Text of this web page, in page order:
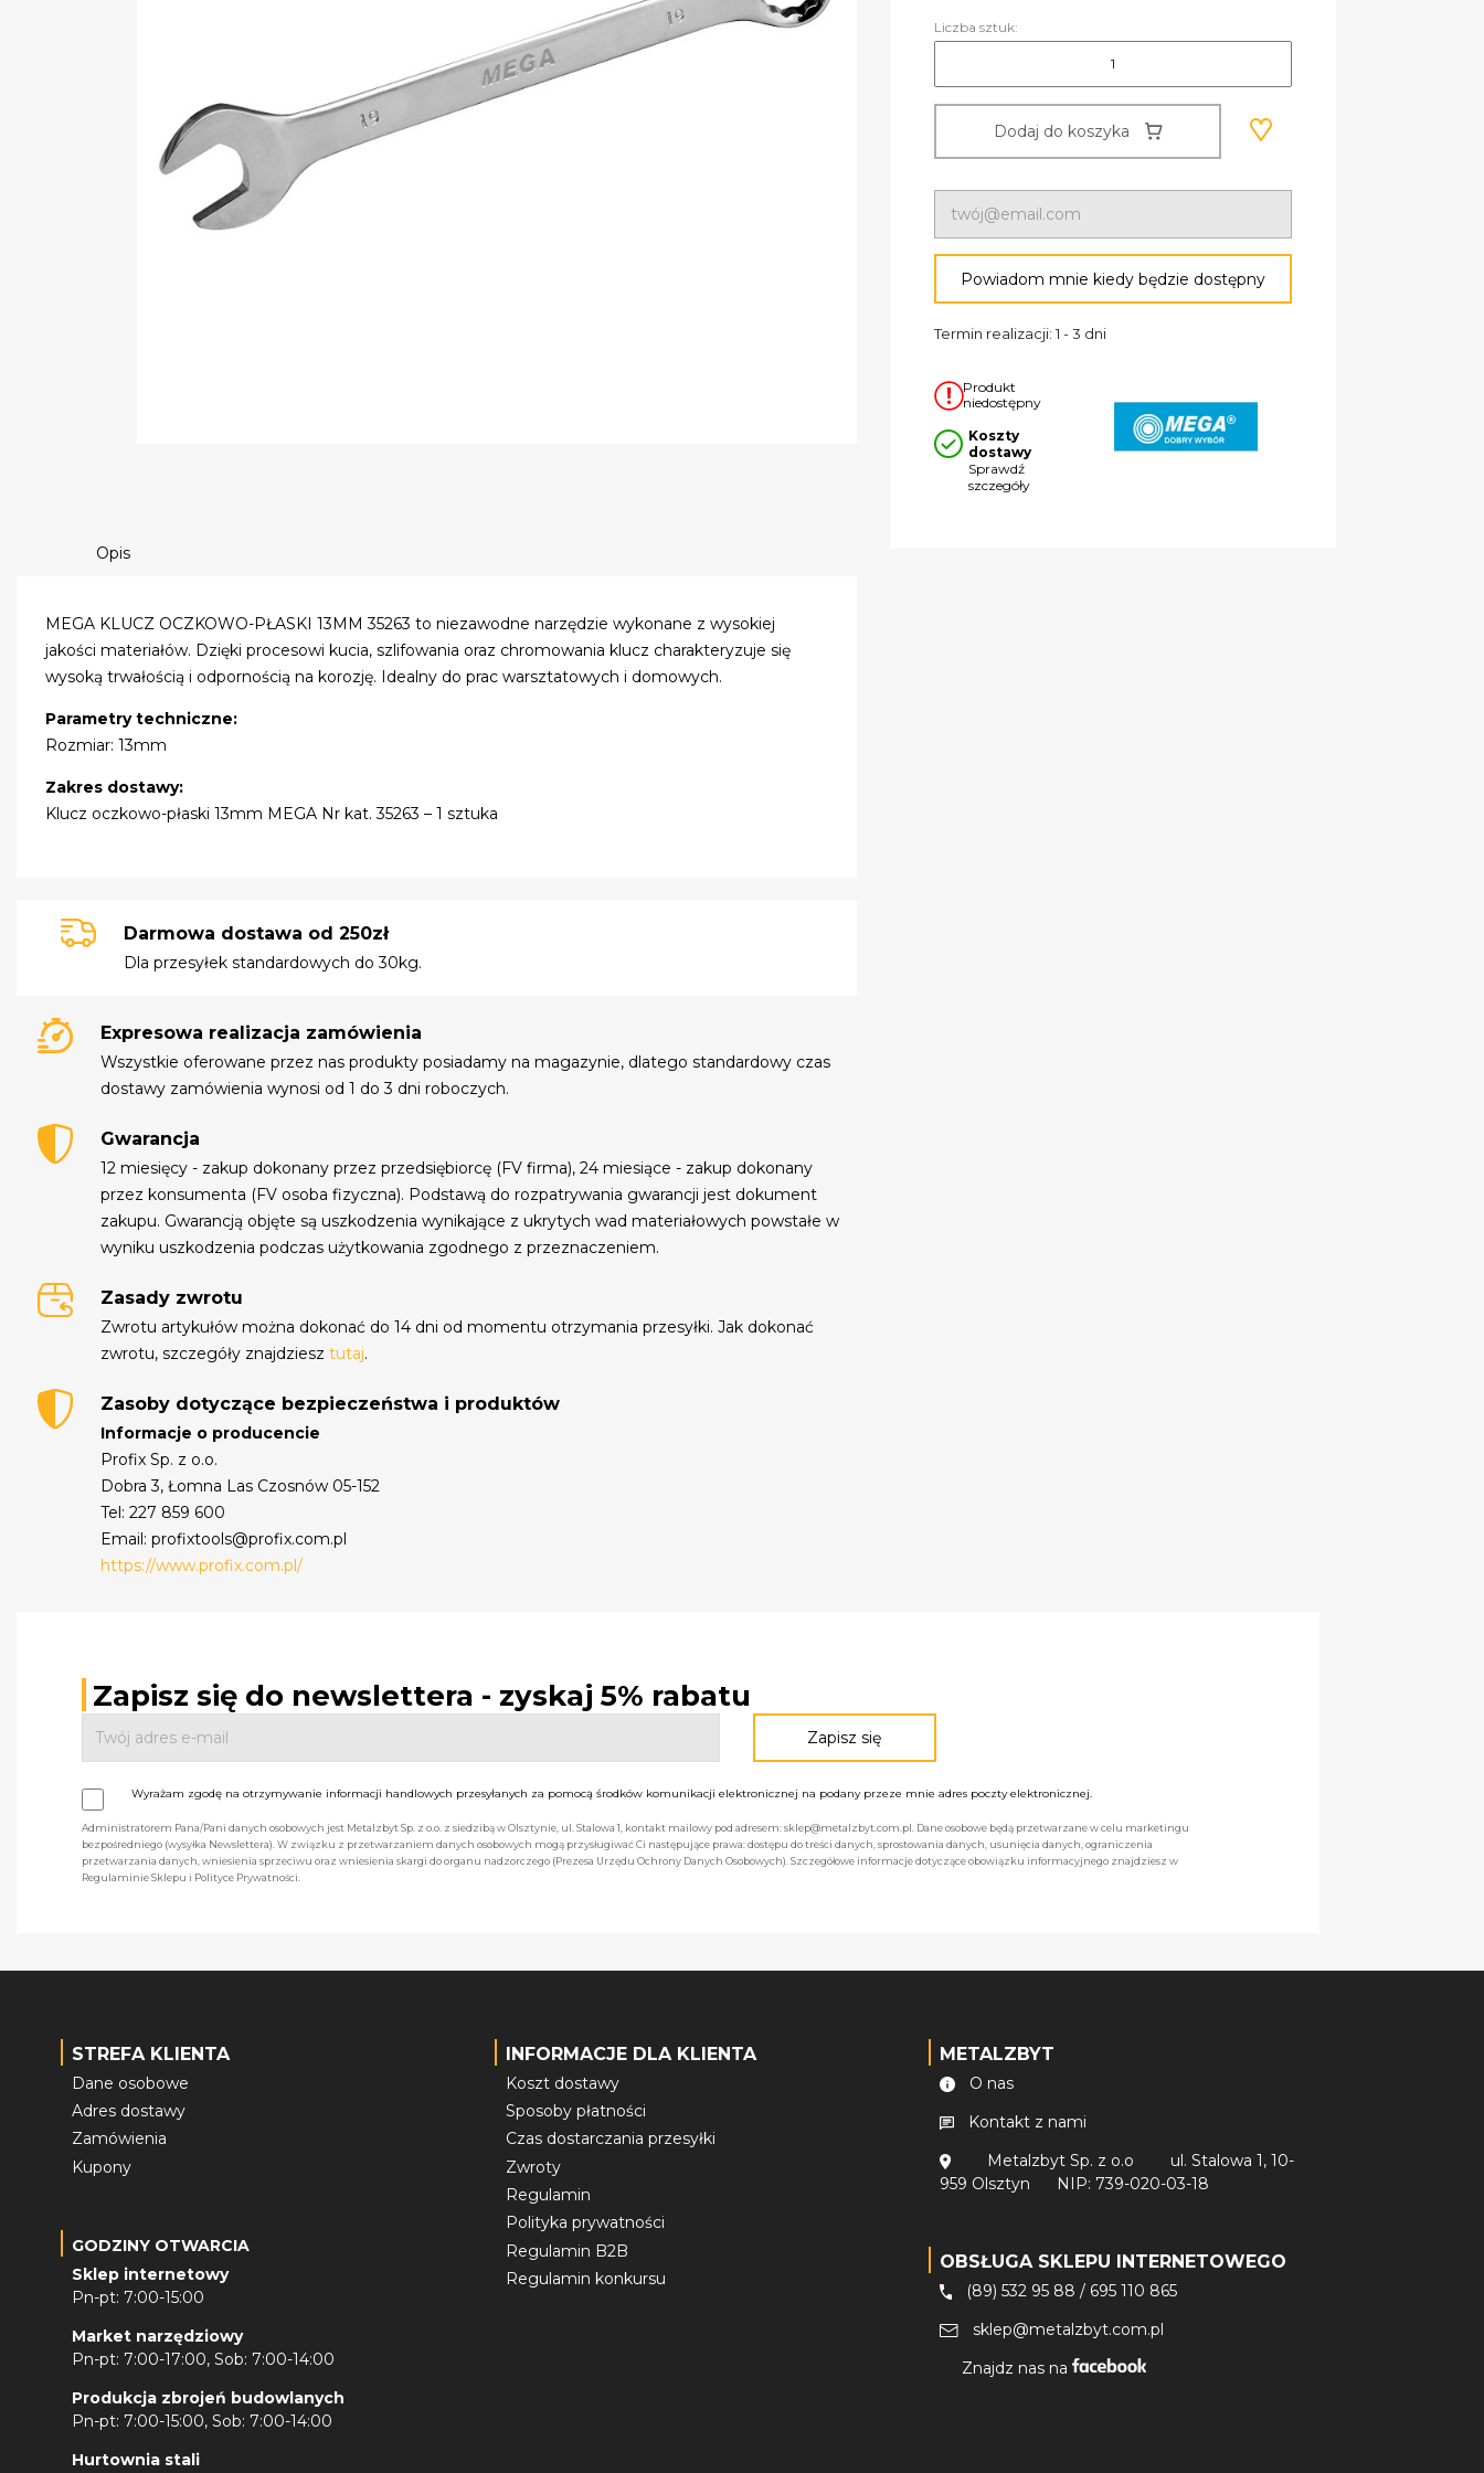
Opis
MEGA KLUCZ OCZKOWO-PŁASKI 13MM 35263 to niezawodne narzędzie wykonane z wysokiej
jakości materiałów. Dzięki procesowi kucia, szlifowania oraz chromowania klucz charakteryzuje się
wysoką trwałością i odpornością na korozję. Idealny do prac warsztatowych i domowych.
Parametry techniczne:
Rozmiar: 13mm
Zakres dostawy:
Klucz oczkowo-płaski 13mm MEGA Nr kat. 35263 – 1 sztuka
Darmowa dostawa od 250zł
Dla przesyłek standardowych do 30kg.
Expresowa realizacja zamówienia
Wszystkie oferowane przez nas produkty posiadamy na magazynie, dlatego standardowy czas
dostawy zamówienia wynosi od 1 do 3 dni roboczych.
Gwarancja
12 miesięcy - zakup dokonany przez przedsiębiorcę (FV firma), 24 miesiące - zakup dokonany
przez konsumenta (FV osoba fizyczna). Podstawą do rozpatrywania gwarancji jest dokument
zakupu. Gwarancją objęte są uszkodzenia wynikające z ukrytych wad materiałowych powstałe w
wyniku uszkodzenia podczas użytkowania zgodnego z przeznaczeniem.
Zasady zwrotu
Zwrotu artykułów można dokonać do 14 dni od momentu otrzymania przesyłki. Jak dokonać
zwrotu, szczegóły znajdziesztutaj.
Zasoby dotyczące bezpieczeństwa i produktów
Informacje o producencie
Profix Sp. z o.o.
Dobra 3, Łomna Las Czosnów 05-152
Tel: 227 859 600
Email: profixtools@profix.com.pl
https://www.profix.com.pl/
Liczba sztuk:
Dodaj do koszyka
Powiadom mnie kiedy będzie dostępny
Termin realizacji: 1 - 3 dni
Produkt
niedostępny
Koszty
dostawy
Sprawdź
szczegóły
Zapisz się do newslettera - zyskaj 5% rabatu
Wyrażam zgodę na otrzymywanie informacji handlowych przesyłanych za pomocą środków komunikacji elektronicznej na podany przeze mnie adres poczty elektronicznej.
Administratorem Pana/Pani danych osobowych jest Metalzbyt Sp. z o.o. z siedzibą w Olsztynie, ul. Stalowa 1, kontakt mailowy pod adresem: sklep@metalzbyt.com.pl. Dane osobowe będą przetwarzane w celu marketingu
bezpośredniego (wysyłka Newslettera). W związku z przetwarzaniem danych osobowych mogą przysługiwać Ci następujące prawa: dostępu do treści danych, sprostowania danych, usunięcia danych, ograniczenia
przetwarzania danych, wniesienia sprzeciwu oraz wniesienia skargi do organu nadzorczego (Prezesa Urzędu Ochrony Danych Osobowych). Szczegółowe informacje dotyczące obowiązku informacyjnego znajdziesz w
Regulaminie Sklepu i Polityce Prywatności.
STREFA KLIENTA
Dane osobowe
Adres dostawy
Zamówienia
Kupony
GODZINY OTWARCIA
Sklep internetowy
Pn-pt: 7:00-15:00
Market narzędziowy
Pn-pt: 7:00-17:00, Sob: 7:00-14:00
Produkcja zbrojeń budowlanych
Pn-pt: 7:00-15:00, Sob: 7:00-14:00
Hurtownia stali
INFORMACJE DLA KLIENTA
Koszt dostawy
Sposoby płatności
Czas dostarczania przesyłki
Zwroty
Regulamin
Polityka prywatności
Regulamin B2B
Regulamin konkursu
METALZBYT
O nas
Kontakt z nami
Metalzbyt Sp. z o.o
ul. Stalowa 1, 10-
959 Olsztyn
NIP: 739-020-03-18
OBSŁUGA SKLEPU INTERNETOWEGO
(89) 532 95 88 / 695 110 865
sklep@metalzbyt.com.pl
Znajdz nas na